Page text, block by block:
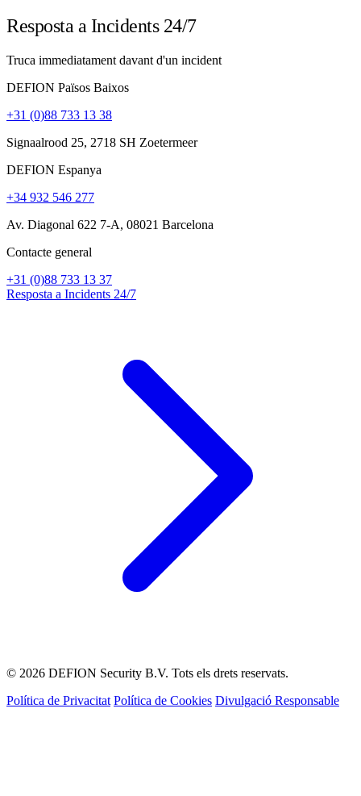
Resposta a Incidents 24/7
Truca immediatament davant d'un incident
DEFION Països Baixos
+31 (0)88 733 13 38
Signaalrood 25, 2718 SH Zoetermeer
DEFION Espanya
+34 932 546 277
Av. Diagonal 622 7-A, 08021 Barcelona
Contacte general
+31 (0)88 733 13 37
Resposta a Incidents 24/7
© 2026 DEFION Security B.V. Tots els drets reservats.
Política de Privacitat Política de Cookies Divulgació Responsable